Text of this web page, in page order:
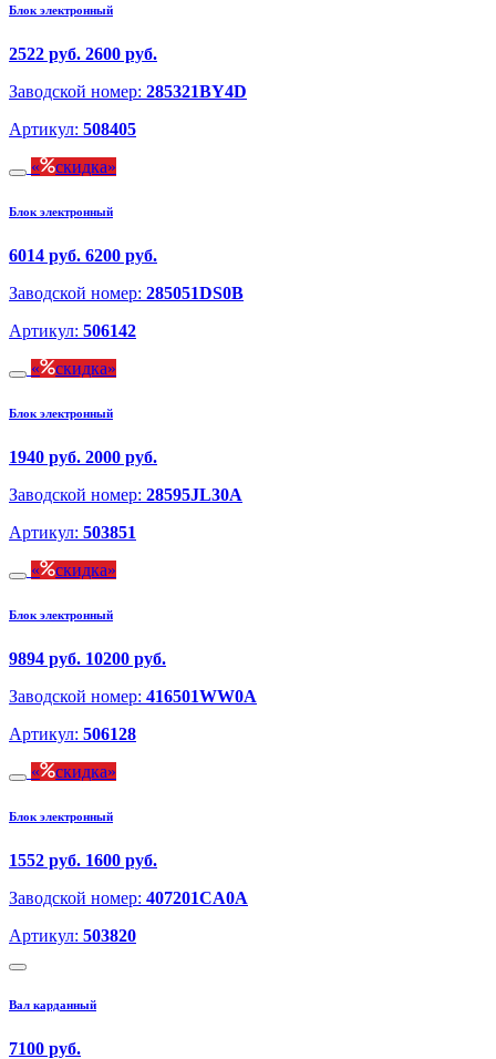
Блок электронный
2522 руб. 2600 руб.
Заводской номер: 285321BY4D
Артикул: 508405
скидка
Блок электронный
6014 руб. 6200 руб.
Заводской номер: 285051DS0B
Артикул: 506142
скидка
Блок электронный
1940 руб. 2000 руб.
Заводской номер: 28595JL30A
Артикул: 503851
скидка
Блок электронный
9894 руб. 10200 руб.
Заводской номер: 416501WW0A
Артикул: 506128
скидка
Блок электронный
1552 руб. 1600 руб.
Заводской номер: 407201CA0A
Артикул: 503820
Вал карданный
7100 руб.